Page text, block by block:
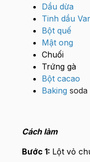
Dầu dừa
Tinh dầu
Bột quế
Mật ong
Chuối
Trứng gà
Bột cacao
Bakingsoda
Cách làm
Bước 1: Lột vỏ